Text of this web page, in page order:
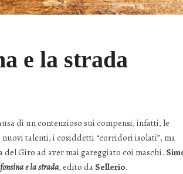
e la strada
di un contenzioso sui compensi, infatti, le
nuovi talenti, i cosiddetti “corridori isolati”, ma
del Giro ad aver mai gareggiato coi maschi.
e la strada, edito da Sellerio.